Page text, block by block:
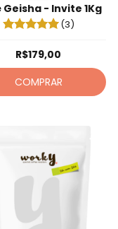
Geisha - Invite 1Kg
(3)
R$179,00
COMPRAR